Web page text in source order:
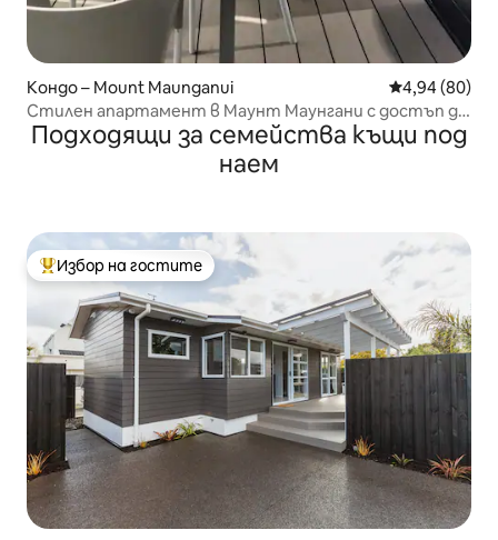
Кондо – Mount Maunganui Средна
4,94 (80)
Стилен апартамент в Маунт Маунгани с достъп до
басейн
Подходящи за семейства къщи под
наем
Най-популярен избор на гостите
Избор на гостите